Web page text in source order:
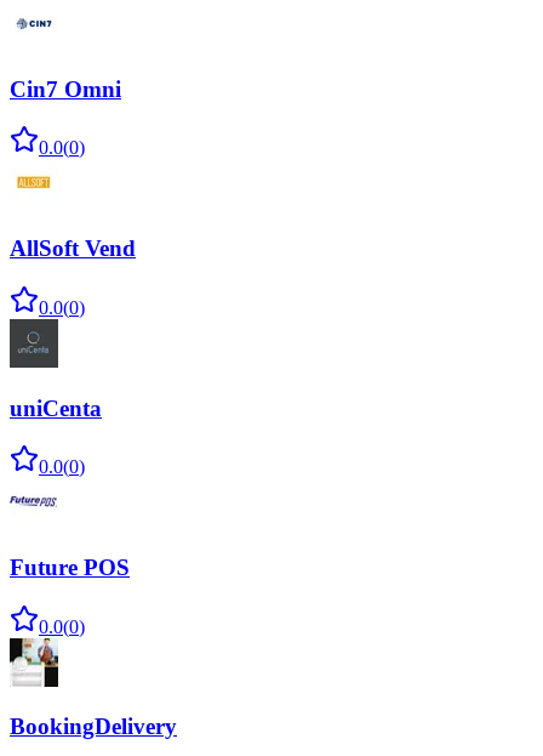
Cin7 Omni
0.0(0)
AllSoft Vend
0.0(0)
uniCenta
0.0(0)
Future POS
0.0(0)
BookingDelivery